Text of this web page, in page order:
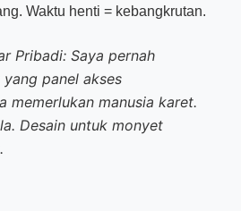
Waktu henti = kebangkrutan.
Pribadi: Saya pernah
panel akses
memerlukan manusia karet.
Desain untuk monyet